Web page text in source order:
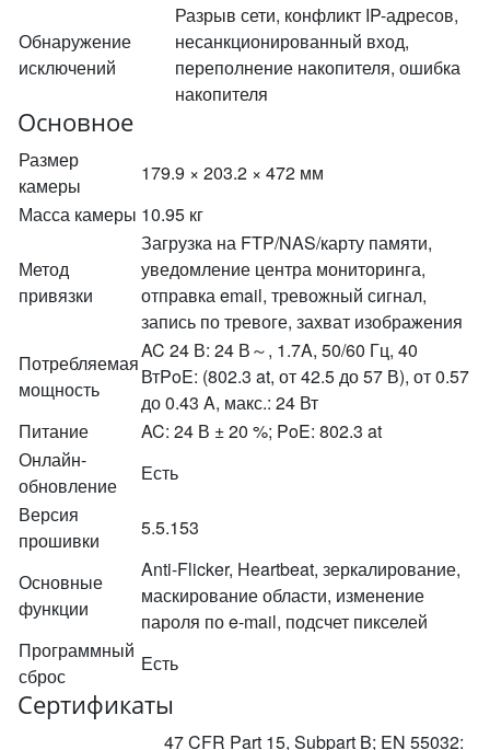
Обнаружение
исключений
Разрыв сети, конфликт IP-адресов,
несанкционированный вход,
переполнение накопителя, ошибка
накопителя
Основное
Размер
камеры
179.9 × 203.2 × 472 мм
Масса камеры 10.95 кг
Метод
привязки
Загрузка на FTP/NAS/карту памяти,
уведомление центра мониторинга,
отправка email, тревожный сигнал,
запись по тревоге, захват изображения
Потребляемая
мощность
AC 24 В: 24 В～, 1.7A, 50/60 Гц, 40
ВтPoE: (802.3 at, от 42.5 до 57 В), от 0.57
до 0.43 A, макс.: 24 Вт
Питание
AC: 24 В ± 20 %; PoE: 802.3 at
Онлайн-
обновление
Есть
Версия
прошивки
5.5.153
Основные
функции
Anti-Flicker, Heartbeat, зеркалирование,
маскирование области, изменение
пароля по e-mail, подсчет пикселей
Программный
сброс
Есть
Сертификаты
47 CFR Part 15, Subpart B; EN 55032: